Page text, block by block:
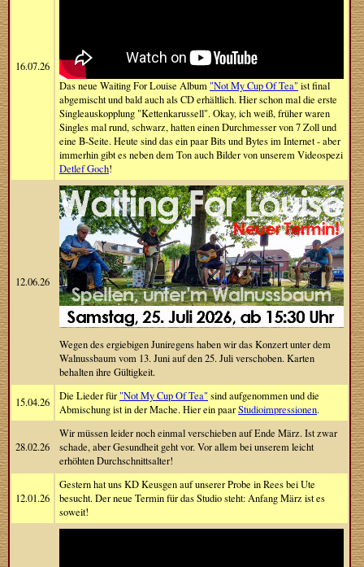
16.07.26
Das neue Waiting For Louise Album "Not My Cup Of Tea" ist final
abgemischt und bald auch als CD erhältlich. Hier schon mal die erste
Singleauskopplung "Kettenkarussell". Okay, ich weiß, früher waren
Singles mal rund, schwarz, hatten einen Durchmesser von 7 Zoll und
eine B-Seite. Heute sind das ein paar Bits und Bytes im Internet - aber
immerhin gibt es neben dem Ton auch Bilder von unserem Videospezi
Detlef Goch!
12.06.26
Wegen des ergiebigen Juniregens haben wir das Konzert unter dem
Walnussbaum vom 13. Juni auf den 25. Juli verschoben. Karten
behalten ihre Gültigkeit.
15.04.26 Die Lieder für "Not My Cup Of Tea" sind aufgenommen und die
Abmischung ist in der Mache. Hier ein paarStudioimpressionen.
28.02.26
Wir müssen leider noch einmal verschieben auf Ende März. Ist zwar
schade, aber Gesundheit geht vor. Vor allem bei unserem leicht
erhöhten Durchschnittsalter!
12.01.26
Gestern hat uns KD Keusgen auf unserer Probe in Rees bei Ute
besucht. Der neue Termin für das Studio steht: Anfang März ist es
soweit!